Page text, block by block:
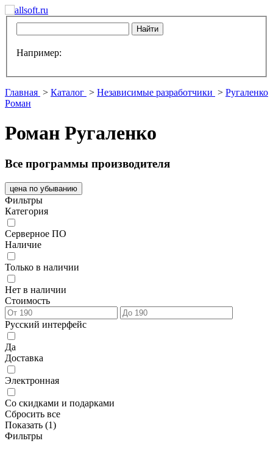
Например:
Главная > Каталог > Независимые разработчики > Ругаленко
Роман
Роман Ругаленко
Все программы производителя
цена по убыванию
Фильтры
Категория
Серверное ПО
Наличие
Только в наличии
Нет в наличии
Стоимость
Русский интерфейс
Да
Доставка
Электронная
Со скидками и подарками
Сбросить все
Показать (1)
Фильтры